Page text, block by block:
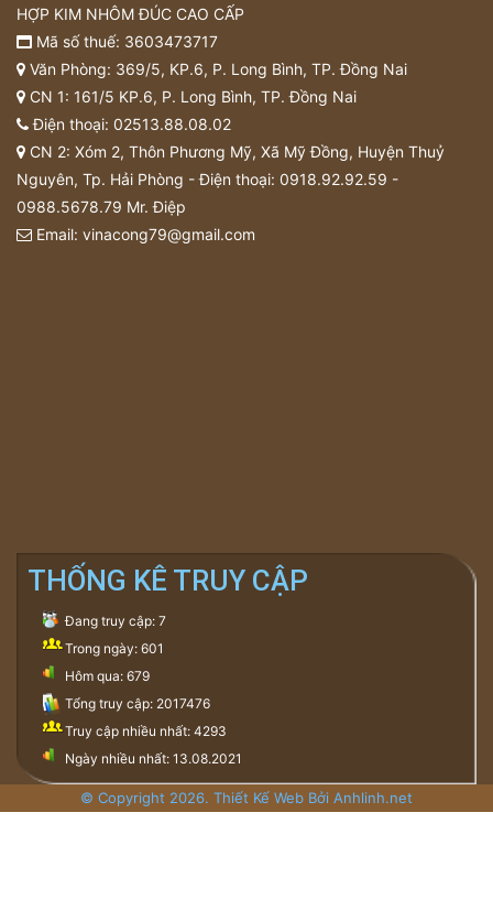
HỢP KIM NHÔM ĐÚC CAO CẤP
Mã số thuế: 3603473717
Văn Phòng: 369/5, KP.6, P. Long Bình, TP. Đồng Nai
CN 1: 161/5 KP.6, P. Long Bình, TP. Đồng Nai
Điện thoại: 02513.88.08.02
CN 2: Xóm 2, Thôn Phương Mỹ, Xã Mỹ Đồng, Huyện Thuỷ
Nguyên, Tp. Hải Phòng - Điện thoại: 0918.92.92.59 -
0988.5678.79 Mr. Điệp
Email: vinacong79@gmail.com
THỐNG KÊ TRUY CẬP
Đang truy cập: 7
Trong ngày: 601
Hôm qua: 679
Tổng truy cập: 2017476
Truy cập nhiều nhất: 4293
Ngày nhiều nhất: 13.08.2021
© Copyright 2026. Thiết Kế Web Bởi Anhlinh.net